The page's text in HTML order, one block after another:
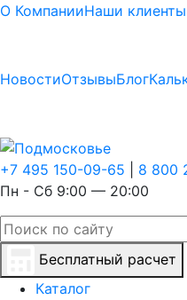
О КомпанииНаши клиенты
НовостиОтзывыБлог
+7 495 150-09-65
8 800
Пн - Сб 9:00 — 20:00
Бесплатный расчет
Каталог